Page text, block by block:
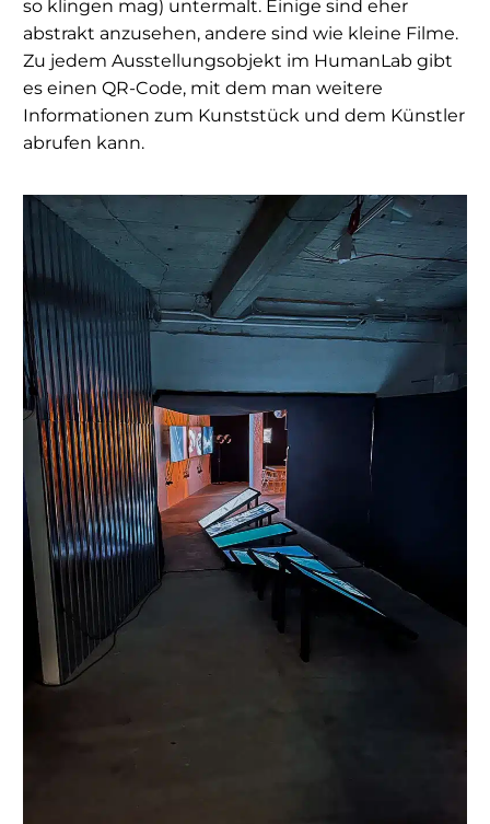
so klingen mag) untermalt. Einige sind eher
abstrakt anzusehen, andere sind wie kleine Filme.
Zu jedem Ausstellungsobjekt im HumanLab gibt
es einen QR-Code, mit dem man weitere
Informationen zum Kunststück und dem Künstler
abrufen kann.